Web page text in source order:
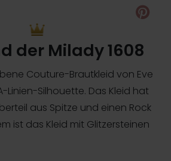
der Milady 1608
Couture-Brautkleid von Eve
Linien-Silhouette. Das Kleid hat
aus Spitze und einen Rock
ist das Kleid mit Glitzersteinen